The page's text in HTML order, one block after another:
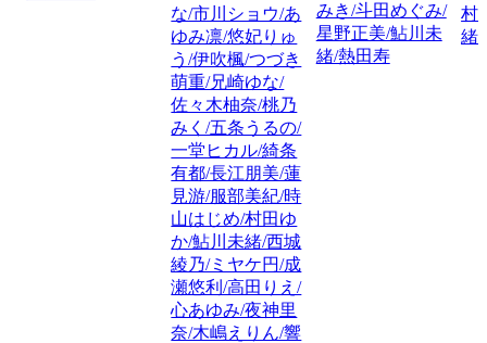
な/市川ショウ/あ
ゆみ凛/悠妃りゅ
う/伊吹楓/つづき
萌重/兄崎ゆな/
佐々木柚奈/桃乃
みく/五条うるの/
一堂ヒカル/綺条
有都/長江朋美/蓮
見游/服部美紀/時
山はじめ/村田ゆ
か/鮎川未緒/西城
綾乃/ミヤケ円/成
瀬悠利/高田りえ/
心あゆみ/夜神里
奈/木嶋えりん/響
みき/斗田めぐみ/
星野正美/鮎川未
緒/熱田寿
村
緒/